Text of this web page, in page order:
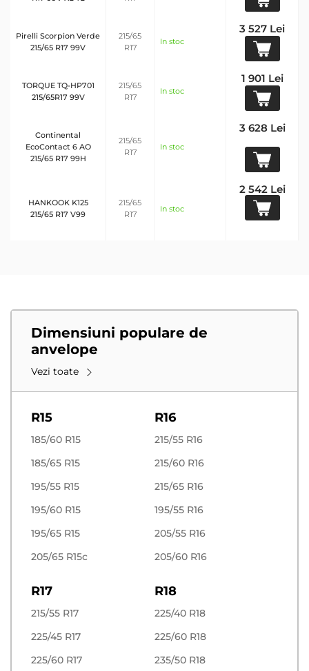
Pirelli Scorpion Verde
215/65 R17 99V
215/65
R17
In stoc
3 527 Lei
TORQUE TQ-HP701
215/65R17 99V
215/65
R17
In stoc
1 901 Lei
Continental
EcoContact 6 AO
215/65 R17 99H
215/65
R17
In stoc
3 628 Lei
HANKOOK K125
215/65 R17 V99
215/65
R17
In stoc
2 542 Lei
Dimensiuni populare de
anvelope
Vezi toate
R15
185/60 R15
185/65 R15
195/55 R15
195/60 R15
195/65 R15
205/65 R15c
R16
215/55 R16
215/60 R16
215/65 R16
195/55 R16
205/55 R16
205/60 R16
R17
215/55 R17
225/45 R17
225/60 R17
R18
225/40 R18
225/60 R18
235/50 R18